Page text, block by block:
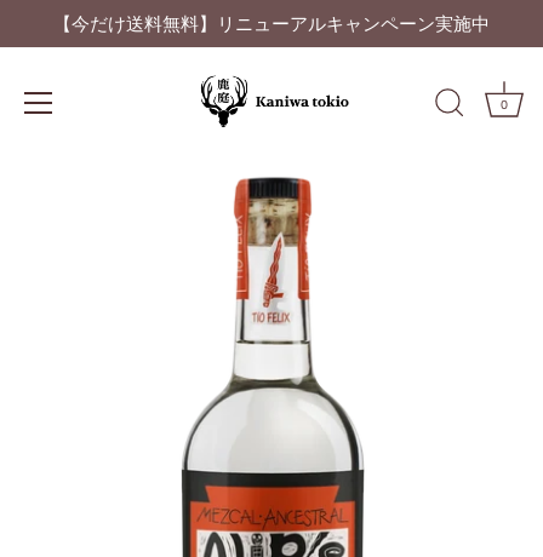
【今だけ送料無料】リニューアルキャンペーン実施中
0